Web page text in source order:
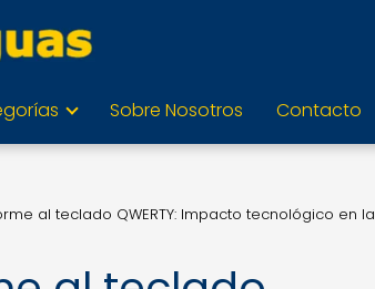
Sobre Nosotros Contacto
al teclado QWERTY: Impacto tecnológico en la